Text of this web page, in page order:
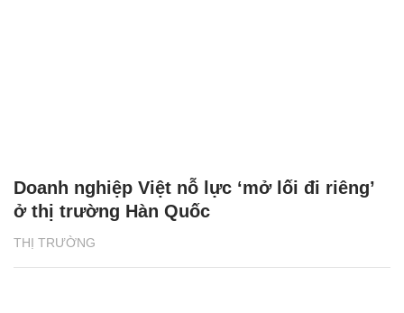
THỊ TRƯỜNG
Doanh nghiệp Việt nỗ lực ‘mở lối đi riêng’
ở thị trường Hàn Quốc